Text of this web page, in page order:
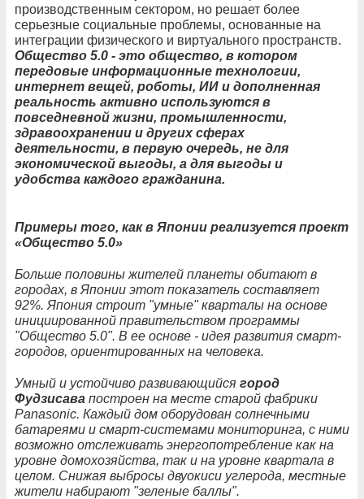
производственным сектором, но решает более
серьезные социальные проблемы, основанные на
интеграции физического и виртуального пространств.
Общество 5.0 - это общество, в котором
передовые информационные технологии,
интернет вещей, роботы, ИИ и дополненная
реальность активно используются в
повседневной жизни, промышленности,
здравоохранении и других сферах
деятельности, в первую очередь, не для
экономической выгоды, а для выгоды и
удобства каждого гражданина.
Примеры того, как в Японии реализуется проект
«Общество 5.0»
Больше половины жителей планеты обитают в
городах, в Японии этот показатель составляет
92%. Япония строит "умные" кварталы на основе
инициированной правительством программы
"Общество 5.0". В ее основе - идея развития смарт-
городов, ориентированных на человека.
Умный и устойчиво развивающийся город
Фудзисава построен на месте старой фабрики
Panasoniс. Каждый дом оборудован солнечными
батареями и смарт-системами мониторинга, с ними
возможно отслеживать энергопотребление как на
уровне домохозяйства, так и на уровне квартала в
целом. Снижая выбросы двуокиси углерода, местные
жители набирают "зеленые баллы".